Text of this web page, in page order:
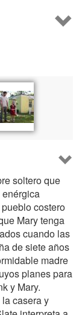
soltero que
costero
Mary tenga
cuando las
de siete años
madre
planes para
y Mary.
casera y